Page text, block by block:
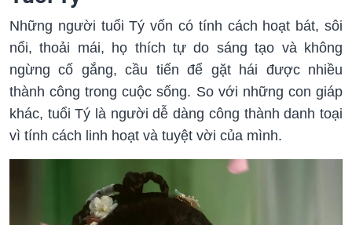
Những người tuổi Tý vốn có tính cách hoạt bát, sôi
nổi, thoải mái, họ thích tự do sáng tạo và không
ngừng cố gắng, cầu tiến để gặt hái được nhiều
thành công trong cuộc sống. So với những con giáp
khác, tuổi Tý là người dễ dàng công thành danh toại
vì tính cách linh hoạt và tuyệt vời của mình.